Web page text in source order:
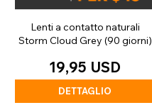
Lenti a contatto naturali
Storm Cloud Grey (90 giorni)
19,95 USD
DETTAGLIO